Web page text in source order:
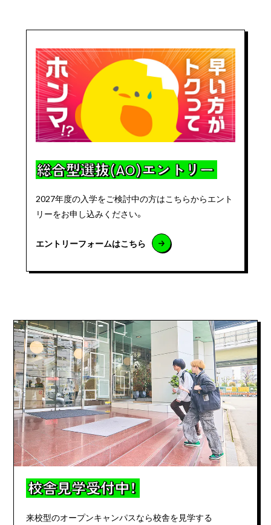
総合型選抜(AO)エントリー
2027年度の入学をご検討中の方はこちらからエント
リーをお申し込みください。
エントリーフォームはこちら
校舎見学受付中！
来校型のオープンキャンパスなら校舎を見学する